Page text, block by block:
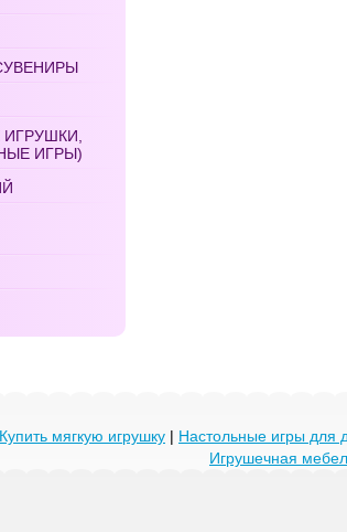
ИГРЫ)
Купить мягкую игрушку | Настольные игры для
Игрушечная